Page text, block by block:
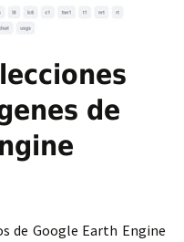
de
de Google Earth Engine